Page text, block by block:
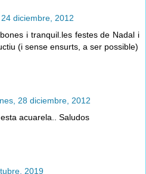
diciembre, 2012
i tranquil.les festes de Nadal i
(i sense ensurts, a ser possible)
28 diciembre, 2012
acuarela.. Saludos
2019